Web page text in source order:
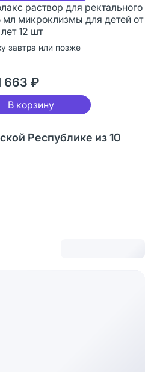
раствор для ректального
мл микроклизмы для детей от
12 шт
завтра или позже
663 ₽
В корзину
Республике из 10